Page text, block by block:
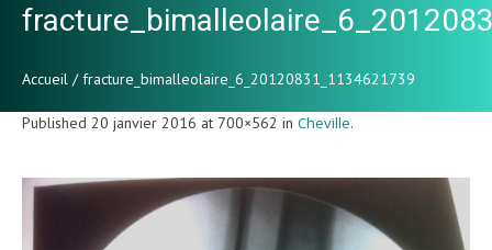
Accueil /fracture_bimalleolaire_6_20120831_1134621739
Published 20 janvier 2016 at 700×562 in Cheville.